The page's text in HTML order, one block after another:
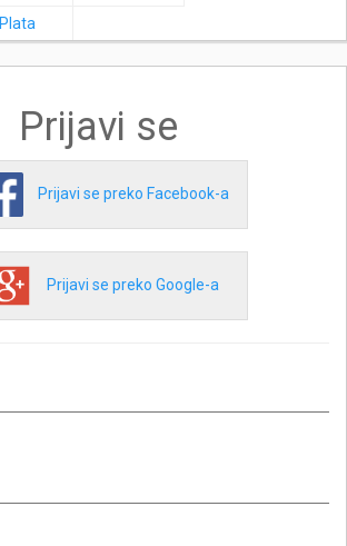
Plata
Prijavi se
Prijavi se preko Facebook-a
Prijavi se preko Google-a